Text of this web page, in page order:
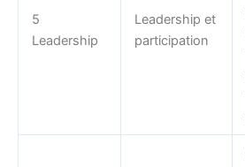
5
Leadership
Leadership et
participation